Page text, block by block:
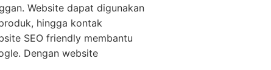
Website dapat digunakan
hingga kontak
SEO friendly membantu
Dengan website